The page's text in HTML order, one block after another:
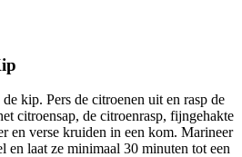
kip. Pers de citroenen uit en rasp de
citroensap, de citroenrasp, fijngehakte
en verse kruiden in een kom. Marineer
en laat ze minimaal 30 minuten tot een